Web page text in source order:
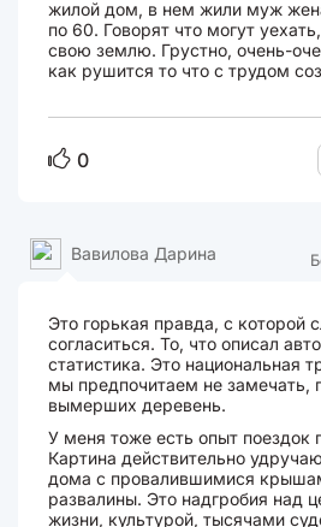
жилой дом, в нем жили муж
по 60. Говорят что могут
свою землю. Грустно, очень-
как рушится то что с трудом
0
Вавилова Дарина
Это горькая правда, с которой
согласиться. То, что описал
статистика. Это национальная
мы предпочитаем не замечать,
вымерших деревень.
У меня тоже есть опыт поездок
Картина действительно
дома с провалившимися
развалины. Это надгробия над
жизни, культурой, тысячами